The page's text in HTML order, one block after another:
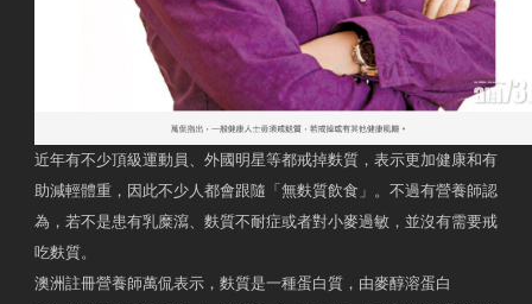
近年有不少頂級運動員、外國明星等都戒掉麩質，表示更加健康和有
助減輕體重，因此不少人都會跟隨「無麩質飲食」。不過有營養師認
為，若不是患有乳糜瀉、麩質不耐症或者對小麥過敏，並沒有需要戒
吃麩質。
澳洲註冊營養師萬侃表示，麩質是一種蛋白質，由麥醇溶蛋白